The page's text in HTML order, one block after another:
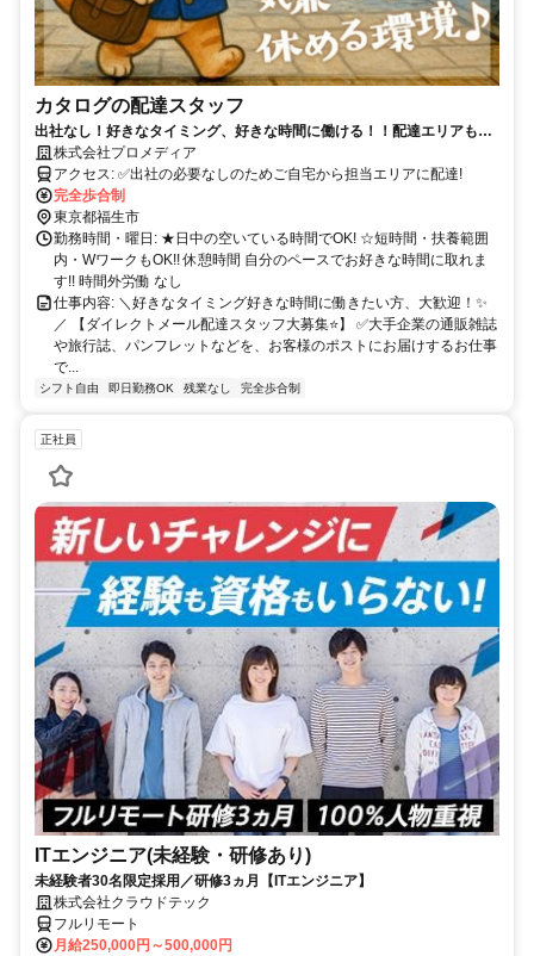
カタログの配達スタッフ
出社なし！好きなタイミング、好きな時間に働ける！！配達エリアもご
相談OK! 【ダイレクトメール配達スタッフ大募集】
株式会社プロメディア
アクセス: ✅出社の必要なしのためご自宅から担当エリアに配達!
完全歩合制
東京都福生市
勤務時間・曜日: ★日中の空いている時間でOK! ☆短時間・扶養範囲
内・WワークもOK!! 休憩時間 自分のペースでお好きな時間に取れま
す!! 時間外労働 なし
仕事内容: ＼好きなタイミング好きな時間に働きたい方、大歓迎！✨
／ 【ダイレクトメール配達スタッフ大募集⭐】 ✅大手企業の通販雑誌
や旅行誌、パンフレットなどを、お客様のポストにお届けするお仕事
で...
シフト自由 即日勤務OK 残業なし 完全歩合制
正社員
ITエンジニア(未経験・研修あり)
未経験者30名限定採用／研修3ヵ月【ITエンジニア】
株式会社クラウドテック
フルリモート
月給250,000円～500,000円